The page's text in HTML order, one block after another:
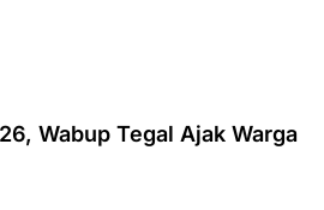
Wabup Tegal Ajak Warga